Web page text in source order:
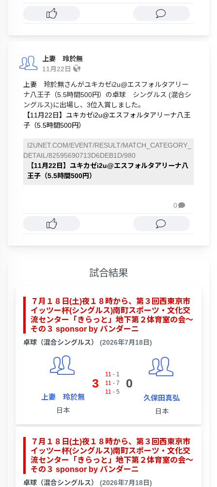
上妻 玲於無
11月22日
上妻 玲於無さんがユキカゼi2u@エスフォルタアリー
ナ八王子（5.5時間500円）の卓球 シングルス (混合シ
ングルス)に出場し、3位入賞しました。
【11月22日】ユキカゼi2u@エスフォルタアリーナ八王
子（5.5時間500円）
I2UNET.COM/EVENT/RESULT/MATCH_CATEGORY_
DETAIL/82595690713D6DEB1D/980
【11月22日】ユキカゼi2u@エスフォルタアリーナ八
王子（5.5時間500円）
0
試合結果
７月１８日(土)夜１８時から、第３回西東京市
イッツー杯(シングルス)南町スポーツ・文化交
流センター「きらっと」地下第２体育室の会～
その３ sponsor by パンダーニ
卓球（混合シングルス） (2026年7月18日)
上妻 玲於無
日本
3
11 - 1
11 - 7
11 - 5
0
久保田真弘
日本
７月１８日(土)夜１８時から、第３回西東京市
イッツー杯(シングルス)南町スポーツ・文化交
流センター「きらっと」地下第２体育室の会～
その３ sponsor by パンダーニ
卓球（混合シングルス） (2026年7月18日)